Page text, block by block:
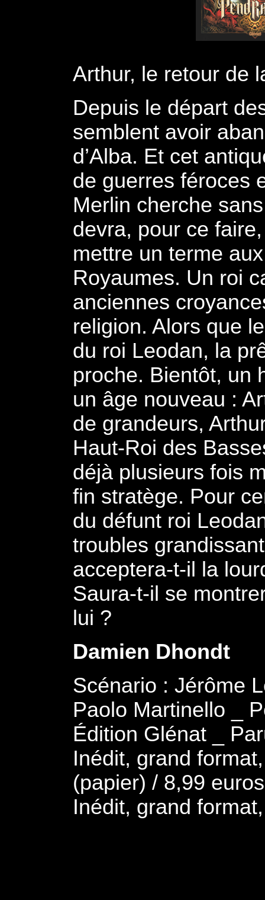
Arthur, le retour de
Depuis le départ
semblent avoir
d’Alba. Et cet
de guerres féroces
Merlin cherche
devra, pour ce
mettre un terme
Royaumes. Un roi
anciennes
religion. Alors que
du roi Leodan, la
proche. Bientôt, un
un âge nouveau :
de grandeurs,
Haut-Roi des
déjà plusieurs fois
fin stratège. Pour
du défunt roi
troubles
acceptera-t-il la
Saura-t-il se
lui ?
Damien Dhondt
Scénario : Jérôme
Paolo Martinello _
Édition Glénat _
Inédit, grand
(papier) / 8,99
Inédit, grand